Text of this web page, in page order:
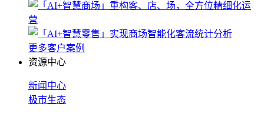
更多客户案例
资源中心
新闻中心
极市生态